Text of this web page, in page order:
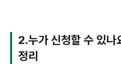
2.누가 신청할 수 있나
정리